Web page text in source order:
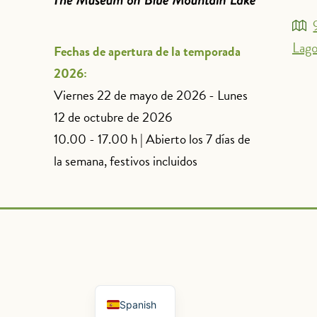
Fechas de apertura de la temporada
2026:
Viernes 22 de mayo de 2026 - Lunes
12 de octubre de 2026
10.00 - 17.00 h | Abierto los 7 días de
la semana, festivos incluidos
Spanish